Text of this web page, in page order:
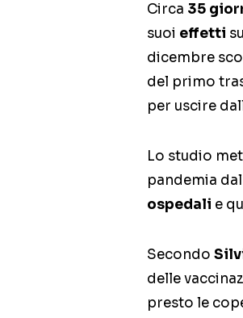
Circa 35
suoi effetti
dicembre
del primo
per uscire
Lo studio
pandemia
ospedali e
Secondo
delle
presto le